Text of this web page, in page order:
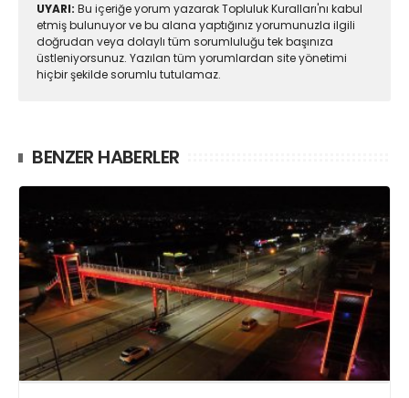
UYARI: Bu içeriğe yorum yazarak Topluluk Kuralları'nı kabul
etmiş bulunuyor ve bu alana yaptığınız yorumunuzla ilgili
doğrudan veya dolaylı tüm sorumluluğu tek başınıza
üstleniyorsunuz. Yazılan tüm yorumlardan site yönetimi
hiçbir şekilde sorumlu tutulamaz.
BENZER HABERLER